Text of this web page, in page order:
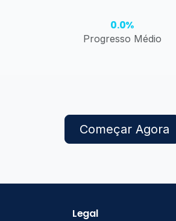
0.0%
Progresso Médio
Começar Agora
Legal